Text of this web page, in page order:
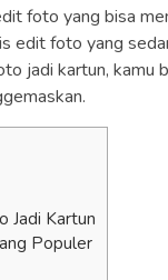
foto yang bisa
edit foto yang
jadi kartun, kamu
Jadi Kartun
Populer